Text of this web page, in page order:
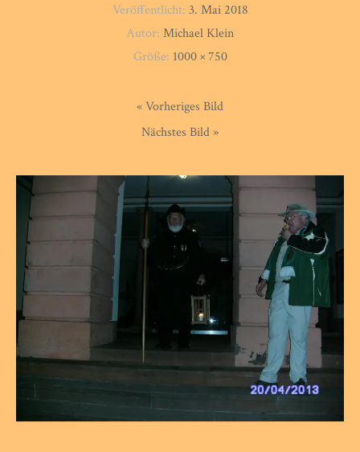
Veröffentlicht: 3. Mai 2018
Autor: Michael Klein
Größe: 1000 × 750
« Vorheriges Bild
Nächstes Bild »